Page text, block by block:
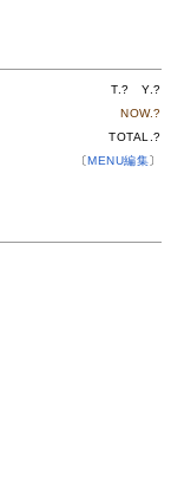
T.? Y.?
NOW.?
TOTAL.?
〔 MENU編集〕